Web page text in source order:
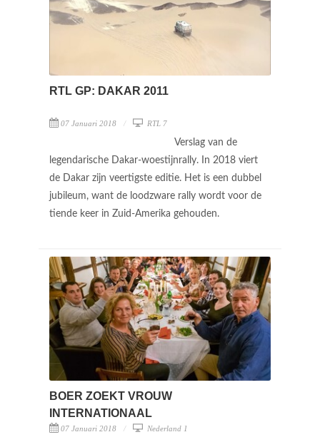
RTL GP: DAKAR 2011
07 Januari 2018 RTL 7
Verslag van de
legendarische Dakar-woestijnrally. In 2018 viert
de Dakar zijn veertigste editie. Het is een dubbel
jubileum, want de loodzware rally wordt voor de
tiende keer in Zuid-Amerika gehouden.
BOER ZOEKT VROUW
INTERNATIONAAL
07 Januari 2018 Nederland 1